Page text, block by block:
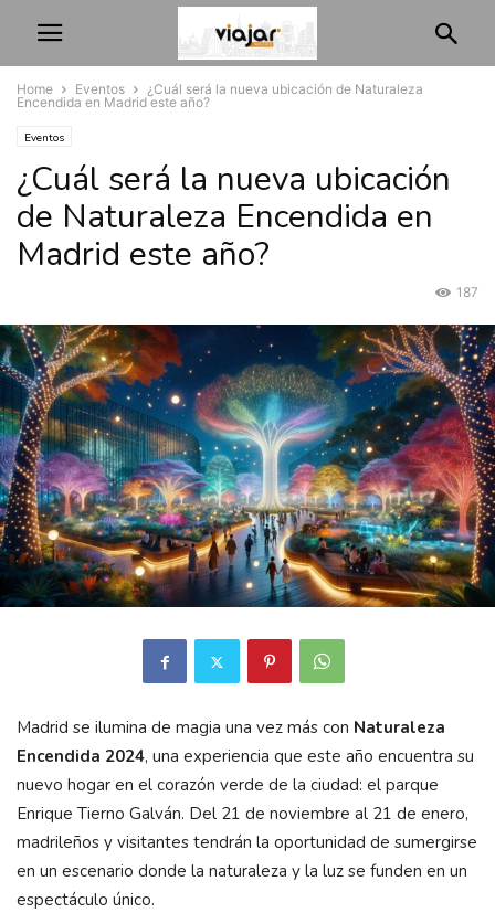
Home Eventos
¿Cuál será la nueva ubicación de Naturaleza
Encendida en Madrid este año?
Eventos
¿Cuál será la nueva ubicación
de Naturaleza Encendida en
Madrid este año?
187
Madrid se ilumina de magia una vez más con Naturaleza
Encendida 2024, una experiencia que este año encuentra su
nuevo hogar en el corazón verde de la ciudad: el parque
Enrique Tierno Galván. Del 21 de noviembre al 21 de enero,
madrileños y visitantes tendrán la oportunidad de sumergirse
en un escenario donde la naturaleza y la luz se funden en un
espectáculo único.